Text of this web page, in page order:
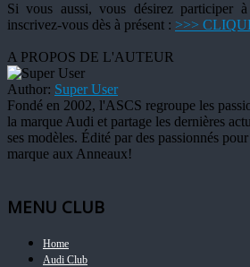
Si vous aussi, vous désirez participer
inscrivez-vous dès à présent : >>>
A PROPOS DE L'AUTEUR
Author: Super User
Fondé en 2002, l'ASCS regroupe les
la marque Audi et partage les dernières
ses modèles. Édité par des passionnés
marque aux Anneaux!
MENU CLUB
Home
Audi Club